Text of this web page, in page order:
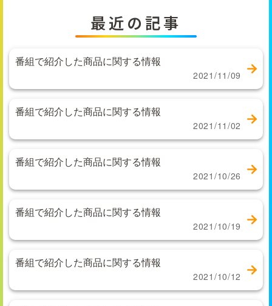
最近の記事
番組で紹介した商品に関する情報
2021/11/09
番組で紹介した商品に関する情報
2021/11/02
番組で紹介した商品に関する情報
2021/10/26
番組で紹介した商品に関する情報
2021/10/19
番組で紹介した商品に関する情報
2021/10/12